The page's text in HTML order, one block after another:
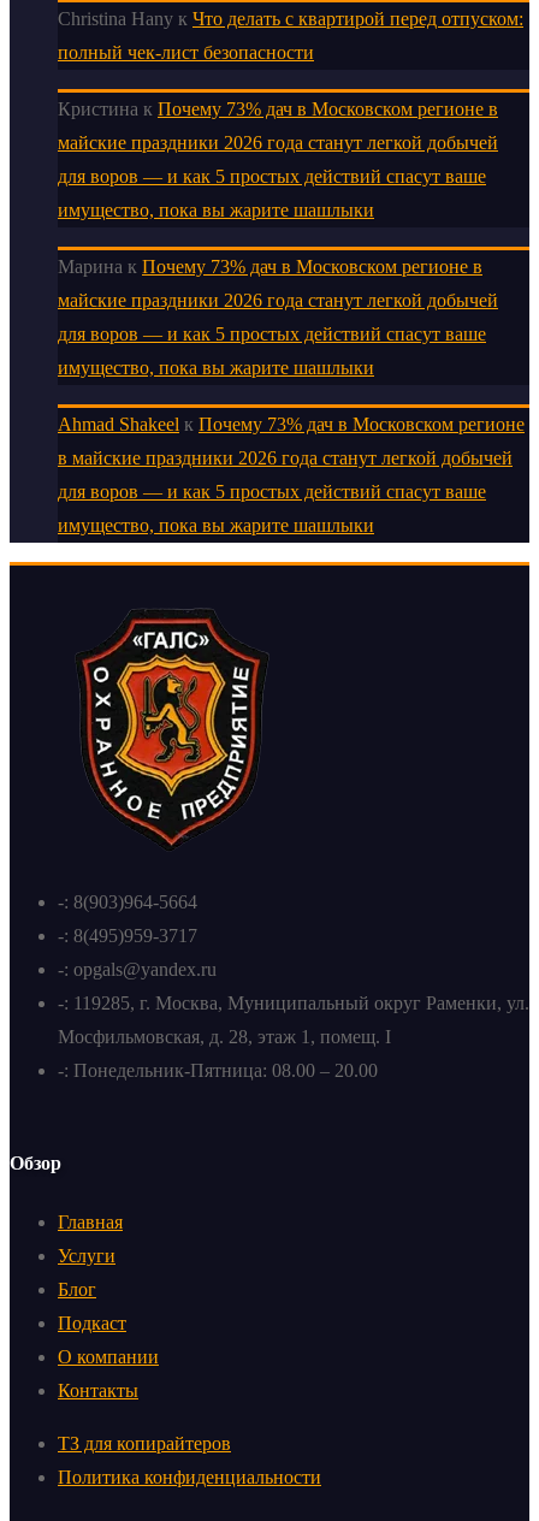
Christina Hany к Что делать с квартирой перед отпуском:
полный чек-лист безопасности
Кристина к Почему 73% дач в Московском регионе в
майские праздники 2026 года станут легкой добычей
для воров — и как 5 простых действий спасут ваше
имущество, пока вы жарите шашлыки
Марина к Почему 73% дач в Московском регионе в
майские праздники 2026 года станут легкой добычей
для воров — и как 5 простых действий спасут ваше
имущество, пока вы жарите шашлыки
Ahmad Shakeel к Почему 73% дач в Московском регионе
в майские праздники 2026 года станут легкой добычей
для воров — и как 5 простых действий спасут ваше
имущество, пока вы жарите шашлыки
-: 8(903)964-5664
-: 8(495)959-3717
-: opgals@yandex.ru
-: 119285, г. Москва, Муниципальный округ Раменки, ул.
Мосфильмовская, д. 28, этаж 1, помещ. I
-: Понедельник-Пятница: 08.00 – 20.00
Обзор
Главная
Услуги
Блог
Подкаст
О компании
Контакты
ТЗ для копирайтеров
Политика конфиденциальности